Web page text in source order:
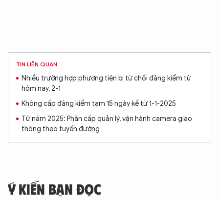
TIN LIÊN QUAN
Nhiều trường hợp phương tiện bị từ chối đăng kiểm từ
hôm nay, 2-1
Không cấp đăng kiểm tạm 15 ngày kể từ 1-1-2025
Từ năm 2025: Phân cấp quản lý, vận hành camera giao
thông theo tuyến đường
Ý KIẾN BẠN ĐỌC